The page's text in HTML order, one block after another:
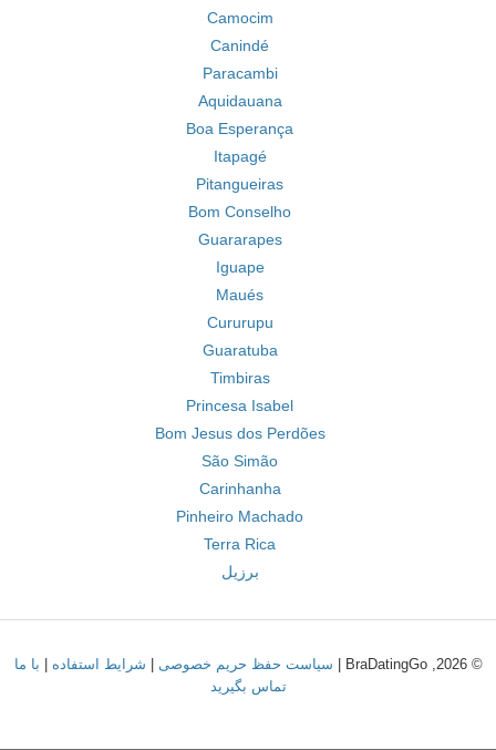
Camocim
Canindé
Paracambi
Aquidauana
Boa Esperança
Itapagé
Pitangueiras
Bom Conselho
Guararapes
Iguape
Maués
Cururupu
Guaratuba
Timbiras
Princesa Isabel
Bom Jesus dos Perdões
São Simão
Carinhanha
Pinheiro Machado
Terra Rica
برزیل
© 2026, BraDatingGo | سیاست حفظ حریم خصوصی شرایط استفاده
با ما
تماس بگیرید